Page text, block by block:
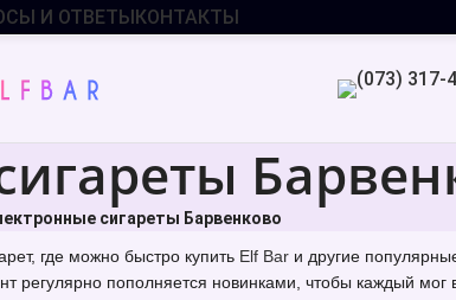
И ОТВЕТЫКОНТАКТЫ
сигареты Барвенково
где можно быстро купить Elf Bar и другие
регулярно пополняется новинками, чтобы каждый мог